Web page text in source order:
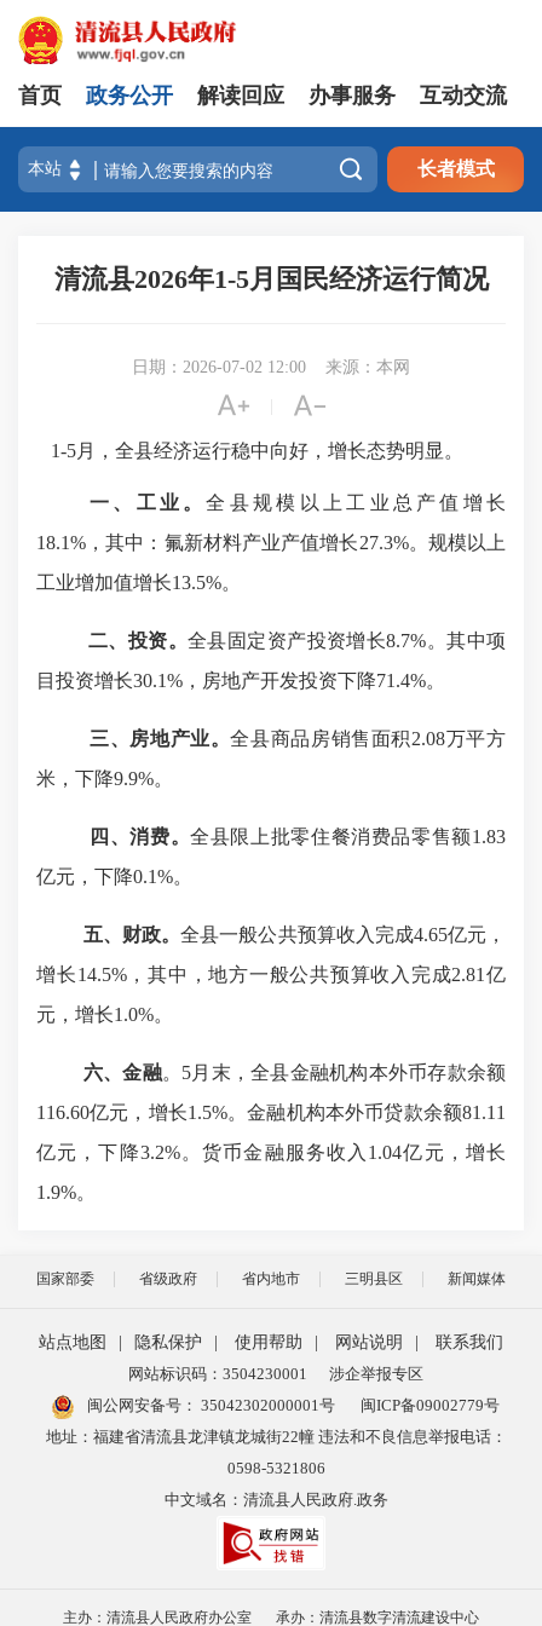
首页 政务公开 解读回应 办事服务 互动交流
 长者模式
清流县2026年1-5月国民经济运行简况
日期：2026-07-02 12:00 来源：本网
 
1-5月，全县经济运行稳中向好，增长态势明显 。
一、工业。全县规模以上工业总产值增长
18.1%，其中：氟新材料产业产值增长27.3%。规模以上
工业增加值增长13.5%。
二、投资。全县固定资产投资增长8.7%。其中项
目投资增长30.1%， 房地产开发投资下降71.4%。
三、 房地产业。全县商品房销售面积2.08万平方
米 ， 下降9.9%。
四、消费。全县限上批零住餐消费品零售额1.83
亿元， 下降0.1%。
五、 财政。全县一般公共预算收入完成4.65亿元，
增长14.5%，其中，地方一般公共预算收入完成2.81 亿
元，增长1.0%。
六、金融。 5月末，全县金融机构本外币存款余额
116.60亿元， 增长1.5%。金融机构本外币贷款余额81.11
亿元，下降3.2%。货币金融服务收入 1.04亿元，增长
1.9%。
国家部委 省级政府 省内地市 三明县区 新闻媒体
站点地图 隐私保护 使用帮助 网站说明
联系我们
网站标识码：3504230001
涉企举报专区
闽公网安备号： 35042302000001号
闽ICP备09002779号
地址：福建省清流县龙津镇龙城街22幢 违法和不良信息举报电话：
0598-5321806
中文域名：清流县人民政府.政务
主办：清流县人民政府办公室 承办：清流县数字清流建设中心